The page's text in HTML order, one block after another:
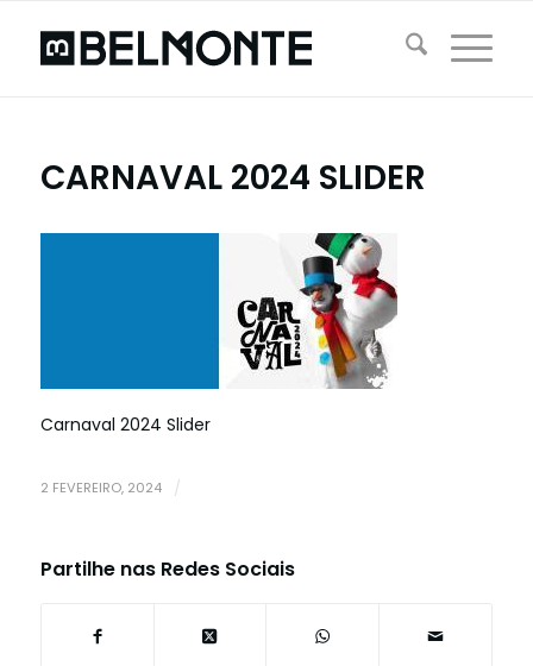
CARNAVAL 2024 SLIDER
Carnaval 2024 Slider
2 FEVEREIRO, 2024 /
Partilhe nas Redes Sociais